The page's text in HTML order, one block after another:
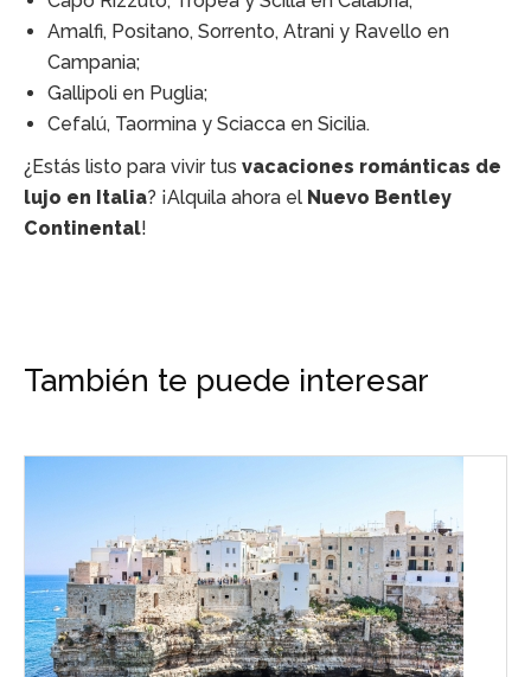
Amalfi, Positano, Sorrento, Atrani y Ravello en
Campania;
Gallipoli en Puglia;
Cefalú, Taormina y Sciacca en Sicilia.
¿Estás listo para vivir tus vacaciones románticas de
lujo en Italia? ¡Alquila ahora el Nuevo Bentley
Continental!
También te puede interesar